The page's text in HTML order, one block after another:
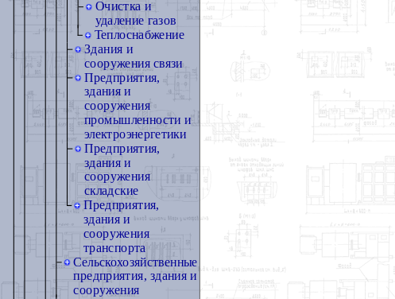
Очистка и
удаление газов
Теплоснабжение
Здания и
сооружения связи
Предприятия,
здания и
сооружения
промышленности и
электроэнергетики
Предприятия,
здания и
сооружения
складские
Предприятия,
здания и
сооружения
транспорта
Сельскохозяйственные
предприятия, здания и
сооружения